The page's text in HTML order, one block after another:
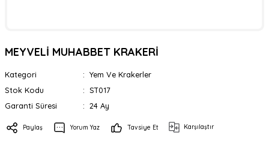
MEYVELİ MUHABBET KRAKERİ
Kategori
Yem Ve Krakerler
Stok Kodu
ST017
Garanti Süresi
24 Ay
Paylaş Yorum Yaz Tavsiye Et Karşılaştır